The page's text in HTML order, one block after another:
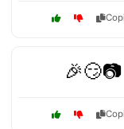
🎉😏📷